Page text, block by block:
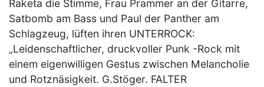
Raketa die Stimme, Frau Prammer an der Gitarre,
Satbomb am Bass und Paul der Panther am
Schlagzeug, lüften ihren UNTERROCK:
„Leidenschaftlicher, druckvoller Punk -Rock mit
einem eigenwilligen Gestus zwischen Melancholie
und Rotznäsigkeit. G.Stöger. FALTER